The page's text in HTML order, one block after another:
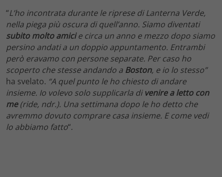
“L’ho incontrata durante le riprese di Lanterna Verde,
nella piega più oscura di quell’anno. Siamo diventati
subito molto amicie circa un anno e mezzo dopo siamo
persino andati a un doppio appuntamento. Entrambi
però eravamo con persone separate. Per caso ho
scoperto che stesse andando a Boston, e io lo stesso”
ha svelato. “A quel punto le ho chiesto di andare
insieme. Io volevo solo supplicarla divenire a letto con
me(ride, ndr.). Una settimana dopo le ho detto che
avremmo dovuto comprare casa insieme. E come vedi
lo abbiamo fatto“.